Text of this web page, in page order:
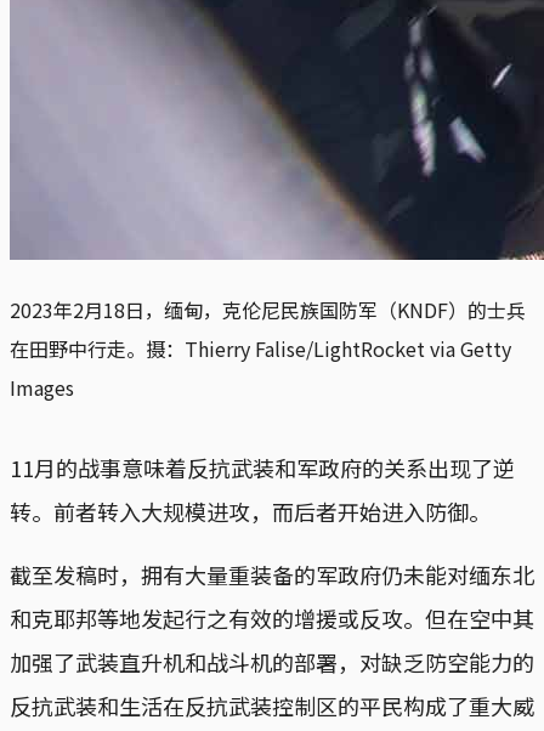
2023年2月18日，缅甸，克伦尼民族国防军（KNDF）的士兵
在田野中行走。摄：Thierry Falise/LightRocket via Getty
Images
11月的战事意味着反抗武装和军政府的关系出现了逆
转。前者转入大规模进攻，而后者开始进入防御。
截至发稿时，拥有大量重装备的军政府仍未能对缅东北
和克耶邦等地发起行之有效的增援或反攻。但在空中其
加强了武装直升机和战斗机的部署，对缺乏防空能力的
反抗武装和生活在反抗武装控制区的平民构成了重大威